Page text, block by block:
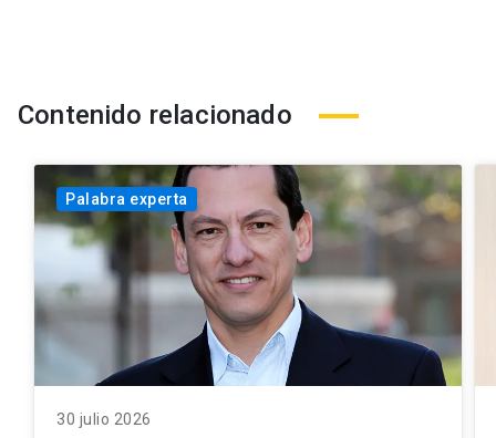
Contenido relacionado
Palabra experta
30 julio 2026